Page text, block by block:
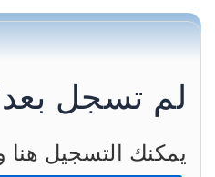
لم تسجل
يمكنك التسجيل هنا